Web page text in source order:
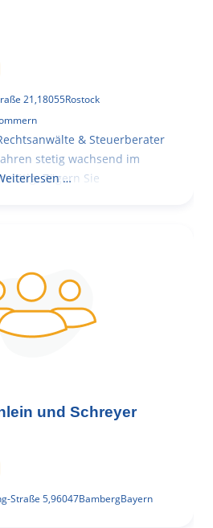
21,18055Rostock
& Steuerberater
stetig wachsend im
tätig. Zögern Sie
…
und Schreyer
Straße 5,96047BambergBayern